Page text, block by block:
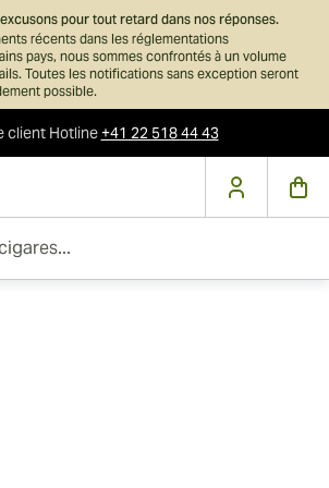
pour tout retard dans nos réponses.
récents dans les réglementations
pays, nous sommes confrontés à un volume
Toutes les notifications sans exception seront
possible.
clientHotline+41 22 518 44 43